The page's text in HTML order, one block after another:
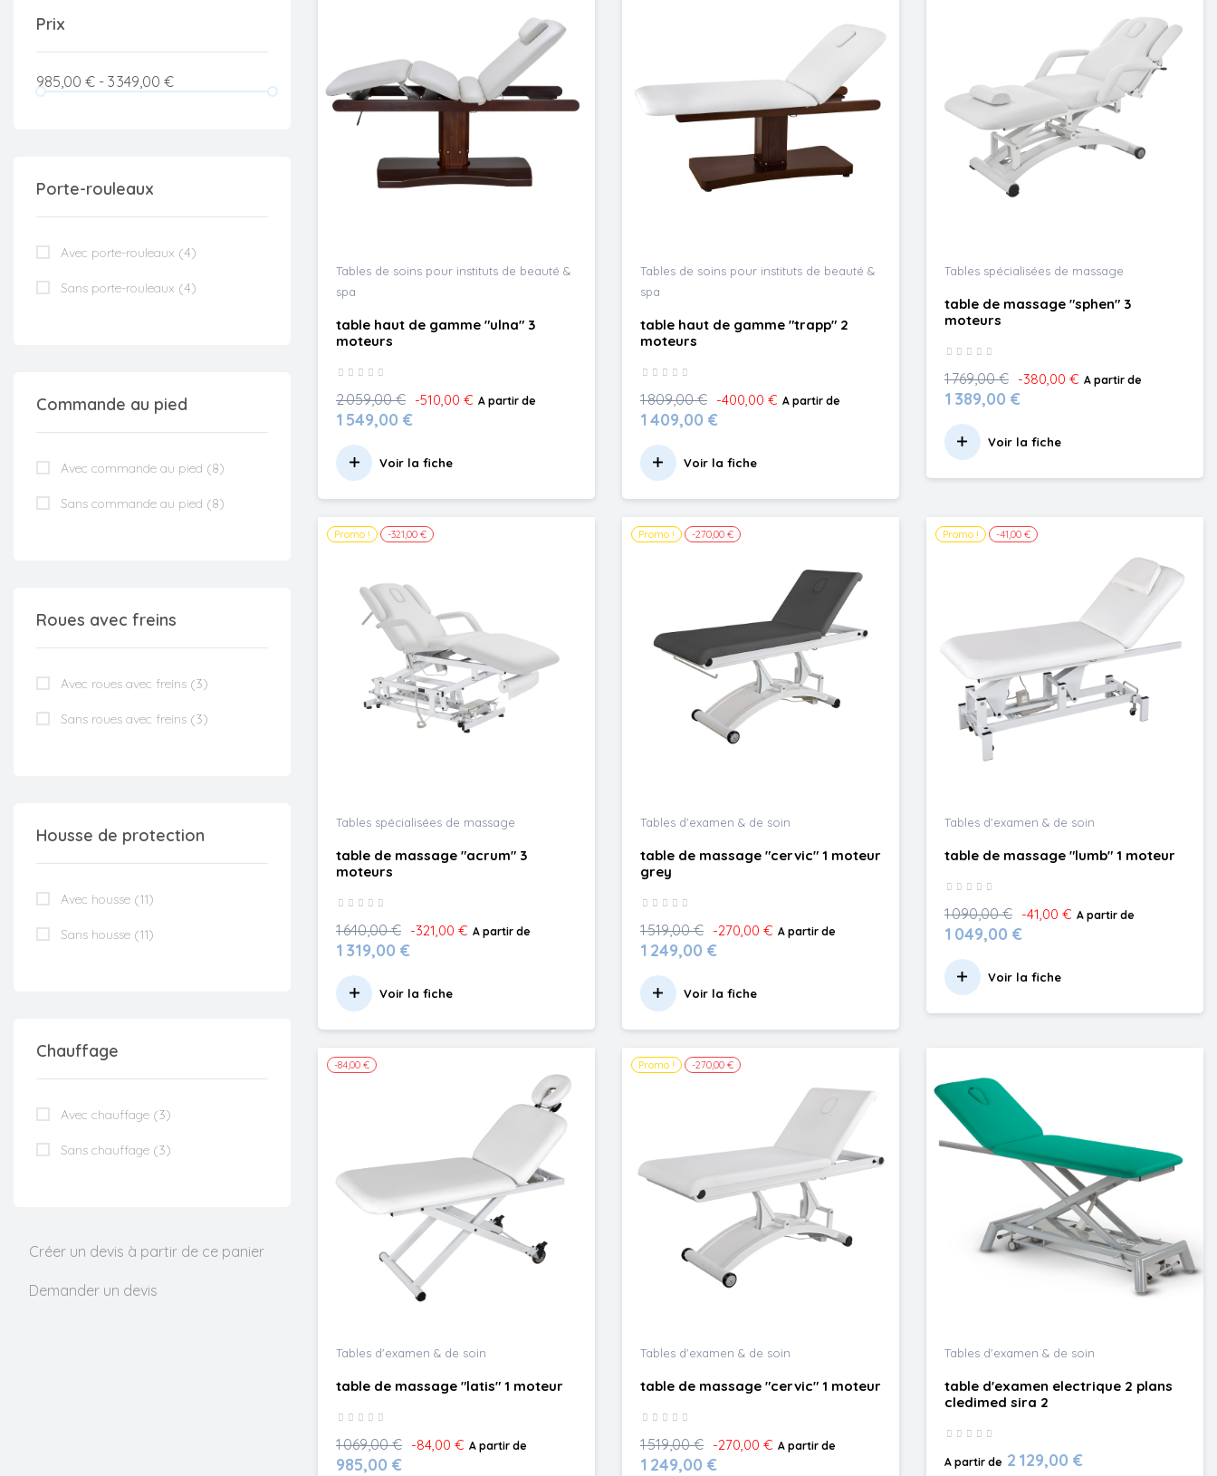
Prix
985,00 € - 3 349,00 €
Porte-rouleaux
Avec porte-rouleaux (4)
Sans porte-rouleaux (4)
Commande au pied
Avec commande au pied (8)
Sans commande au pied (8)
Roues avec freins
Avec roues avec freins (3)
Sans roues avec freins (3)
Housse de protection
Avec housse (11)
Sans housse (11)
Chauffage
Avec chauffage (3)
Sans chauffage (3)
Créer un devis à partir de ce panier
Demander un devis
Tables de soins pour instituts de beauté &
spa
table haut de gamme "ulna" 3
moteurs
2 059,00 € -510,00 € A partir de
1 549,00 €
Voir la fiche
Tables de soins pour instituts de beauté &
spa
table haut de gamme "trapp" 2
moteurs
1 809,00 € -400,00 € A partir de
1 409,00 €
Voir la fiche
Tables spécialisées de massage
table de massage "sphen" 3
moteurs
1 769,00 € -380,00 € A partir de
1 389,00 €
Voir la fiche
Promo ! -321,00 €
Tables spécialisées de massage
table de massage "acrum" 3
moteurs
1 640,00 € -321,00 € A partir de
1 319,00 €
Voir la fiche
Promo ! -270,00 €
Tables d'examen & de soin
table de massage "cervic" 1 moteur
grey
1 519,00 € -270,00 € A partir de
1 249,00 €
Voir la fiche
Promo ! -41,00 €
Tables d'examen & de soin
table de massage "lumb" 1 moteur
1 090,00 € -41,00 € A partir de
1 049,00 €
Voir la fiche
-84,00 €
Tables d'examen & de soin
table de massage "latis" 1 moteur
1 069,00 € -84,00 € A partir de
985,00 €
Promo ! -270,00 €
Tables d'examen & de soin
table de massage "cervic" 1 moteur
1 519,00 € -270,00 € A partir de
1 249,00 €
Tables d'examen & de soin
table d'examen electrique 2 plans
cledimed sira 2
A partir de 2 129,00 €